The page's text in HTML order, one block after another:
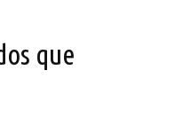
que